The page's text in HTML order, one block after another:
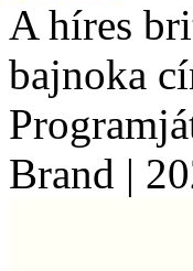
A híres
bajnoka
Brand |